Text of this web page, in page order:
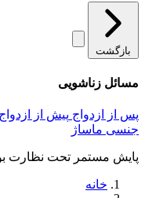
بازگشت
مسائل زناشویی
پس از ازدواج پیش از ازدواج
جنسی ماساژ
پایش مستمر تحت نظارت
خانه